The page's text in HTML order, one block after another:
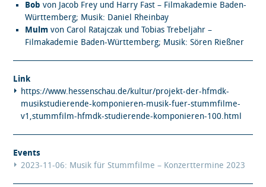
Bobvon Jacob Frey und Harry Fast – Filmakademie Baden-
Württemberg; Musik: Daniel Rheinbay
Mulmvon Carol Ratajczak und Tobias Trebeljahr –
Filmakademie Baden-Württemberg; Musik: Sören Rießner
Link
https://www.hessenschau.de/kultur/projekt-der-hfmdk-
musikstudierende-komponieren-musik-fuer-stummfilme-
v1,stummfilm-hfmdk-studierende-komponieren-100.html
Events
2023-11-06: Musik für Stummfilme – Konzerttermine 2023